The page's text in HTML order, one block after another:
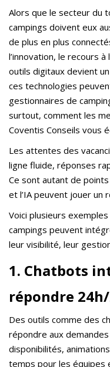
Alors que le secteur du
campings doivent eux
de plus en plus
l’innovation, le recours
outils digitaux devient
ces technologies
gestionnaires de
surtout, comment les
Coventis Conseils vous
Les attentes des
ligne fluide, réponses
Ce sont autant de
et l’IA peuvent jouer un
Voici plusieurs
campings peuvent
leur visibilité, leur
1. Chatbots
répondre
Des outils comme des
répondre aux
disponibilités,
temps pour les équipes